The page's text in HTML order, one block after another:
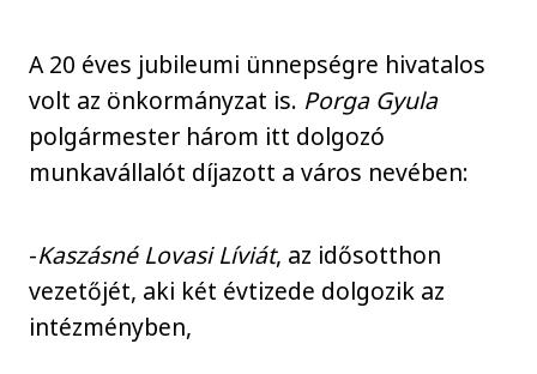
A 20 éves jubileumi ünnepségre hivatalos
volt az önkormányzat is. Porga Gyula
polgármester három itt dolgozó
munkavállalót díjazott a város nevében:
-Kaszásné Lovasi Líviát, az idősotthon
vezetőjét, aki két évtizede dolgozik az
intézményben,